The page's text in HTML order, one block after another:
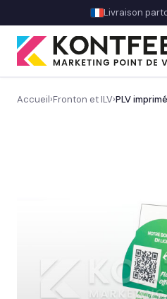
Livraison
Signalétique et linéaire
Découvrez notre
Accueil›Fronton et ILV›PLV